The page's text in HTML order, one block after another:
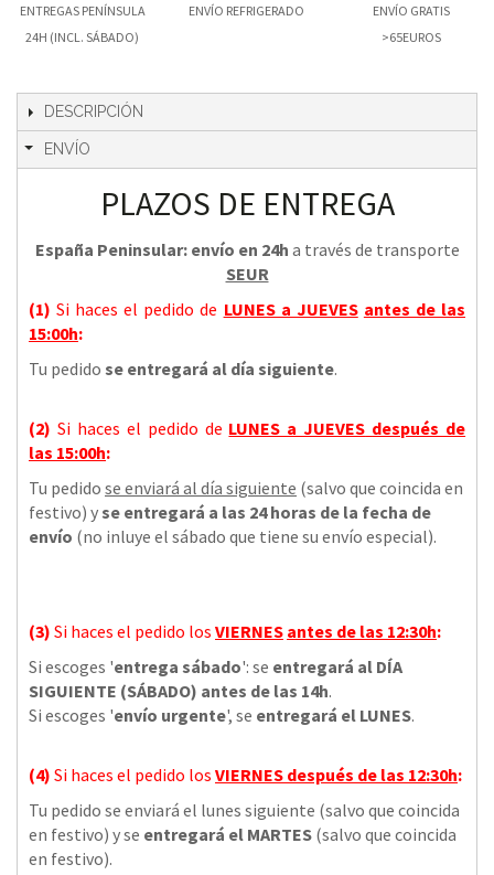
ENTREGAS PENÍNSULA
24H (INCL. SÁBADO)
ENVÍO REFRIGERADO
ENVÍO GRATIS
>65EUROS
DESCRIPCIÓN
ENVÍO
PLAZOS DE ENTREGA
España Peninsular: envío en 24h a través de transporte
SEUR
(1)Si haces el pedido de LUNES a JUEVES antes de las
15:00h:
Tu pedido se entregará al día siguiente.
(2) Si haces el pedido de LUNES a JUEVES después de
las 15:00h:
Tu pedido se enviará al día siguiente (salvo que coincida en
festivo) yse entregará a las 24 horas de la fecha de
envío (no inluye el sábado que tiene su envío especial).
(3) Si haces el pedido los VIERNES antes de las 12:30h:
Si escoges 'entrega sábado': se entregará al DÍA
SIGUIENTE (SÁBADO) antes de las 14h.
Si escoges 'envío urgente', se entregará el LUNES.
(4) Si haces el pedido los VIERNES después de las 12:30h:
Tu pedido se enviará el lunes siguiente (salvo que coincida
en festivo) y se entregará el MARTES (salvo que coincida
en festivo).